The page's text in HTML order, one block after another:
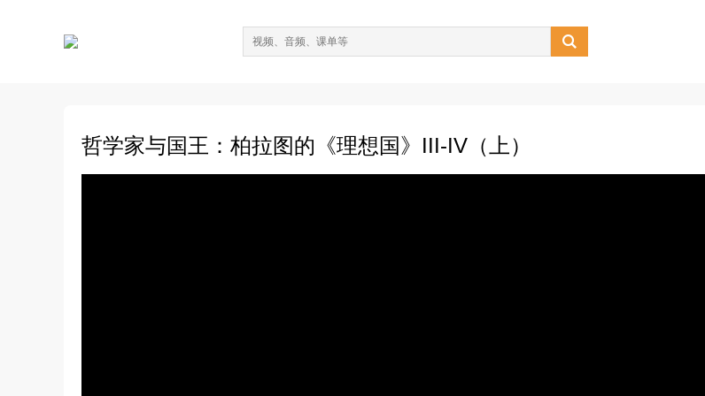

哲学家与国王：柏拉图的《理想国》III-IV（上）